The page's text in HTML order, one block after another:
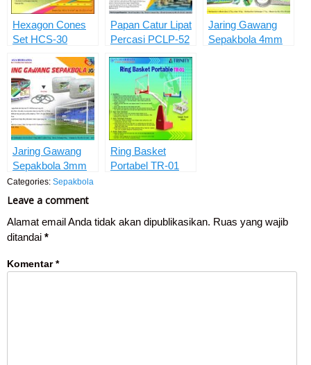
Hexagon Cones
Set HCS-30
Papan Catur Lipat
Percasi PCLP-52
Jaring Gawang
Sepakbola 4mm
Jaring Gawang
Sepakbola 3mm
JGS-03
Ring Basket
Portabel TR-01
Categories: Sepakbola
Leave a comment
Alamat email Anda tidak akan dipublikasikan. Ruas yang wajib
ditandai *
Komentar *